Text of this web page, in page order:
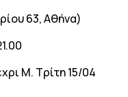
63, Αθήνα)
Μ. Τρίτη 15/04